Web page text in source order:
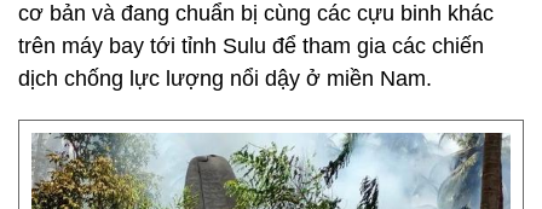
cơ bản và đang chuẩn bị cùng các cựu binh khác
trên máy bay tới tỉnh Sulu để tham gia các chiến
dịch chống lực lượng nổi dậy ở miền Nam.